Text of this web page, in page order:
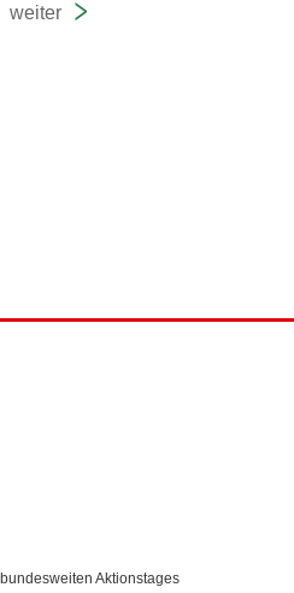
weiter
Aktionstages